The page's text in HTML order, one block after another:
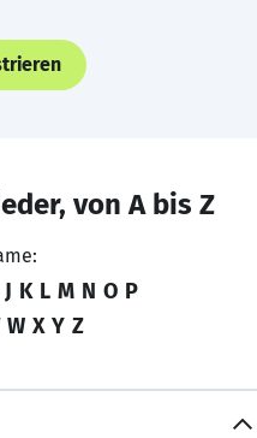
von A bis Z
J K L M N O P
W X Y Z